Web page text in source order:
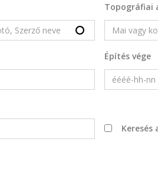
Topográfiai
Építés vége